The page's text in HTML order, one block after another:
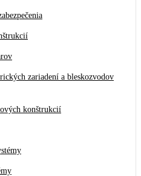
zariadení a bleskozvodov
konštrukcií